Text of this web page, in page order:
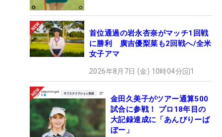
首位通過の岩永杏奈がマッチ1回戦
に勝利 廣吉優梨菜も2回戦へ/全米
女子アマ
2026年8月7日 (金) 10時04分 1
金田久美子がツアー通算500
試合に参戦！ プロ18年目の
大記録達成に「あんびりーば
ぼー」